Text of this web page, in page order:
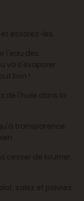
essorez-les.
l'eau des
va s'évaporer.
bon !
de l'huile dans la
transparence.
cesser de tourner,
salez et poivrez.